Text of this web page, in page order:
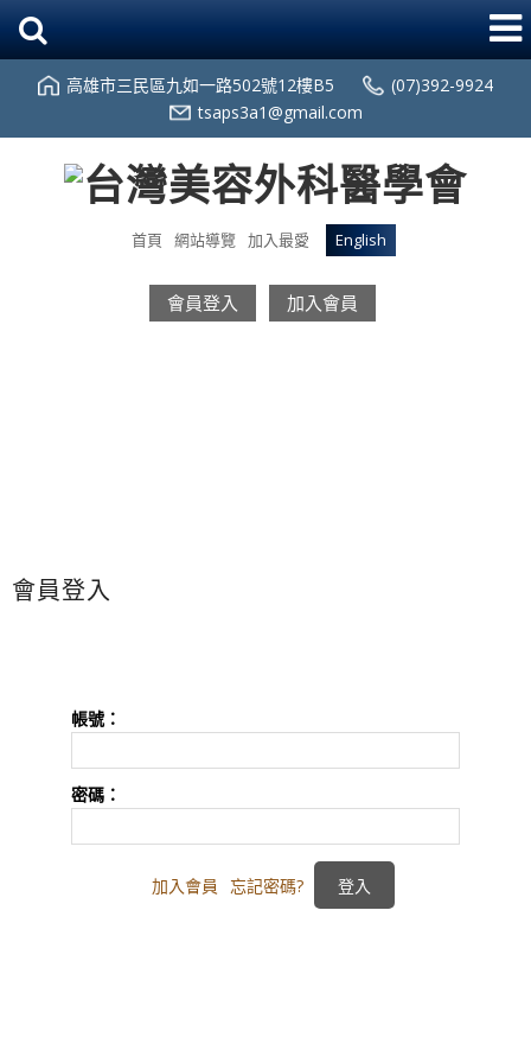
高雄市三民區九如一路502號12樓B5
(07)392-9924
tsaps3a1@gmail.com
首頁 網站導覽 加入最愛 English
會員登入 加入會員
會員登入
帳號：
密碼：
加入會員 忘記密碼?